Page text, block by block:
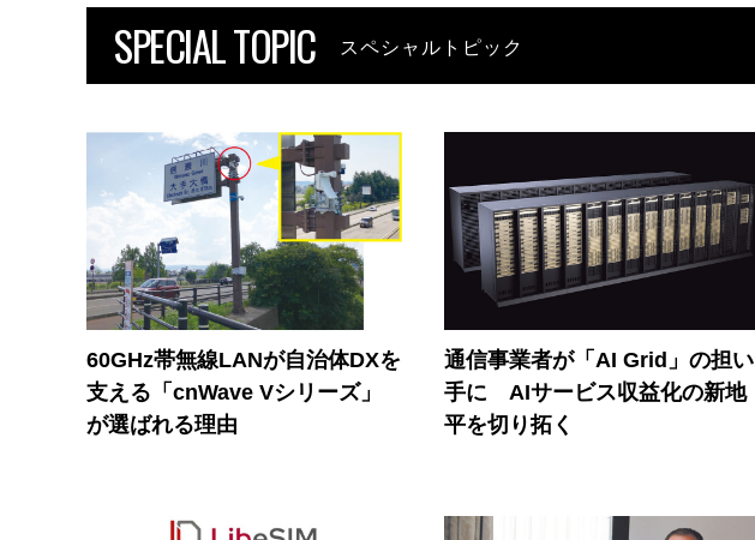
SPECIAL TOPIC スペシャルトピック
60GHz帯無線LANが自治体DXを
支える「cnWave Vシリーズ」
が選ばれる理由
通信事業者が「AI Grid」の担い
手に AIサービス収益化の新地
平を切り拓く